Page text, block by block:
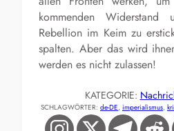
kommenden
Rebellion im Keim zu
spalten. Aber das wird
werden es nicht zulassen!
KATEGORIE:
SCHLAGWÖRTER: de-DE, imperialismus,